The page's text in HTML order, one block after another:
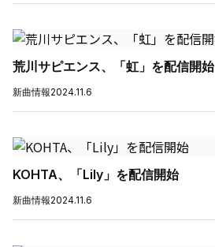
荒川サピエンス、「虹」を配信開始
新曲情報2024.11.6
KOHTA、「Lily」を配信開始
新曲情報2024.11.6